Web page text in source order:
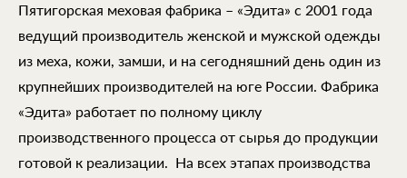
Пятигорская меховая фабрика – «Эдита» с 2001 года
ведущий производитель женской и мужской одежды
из меха, кожи, замши, и на сегодняшний день один из
крупнейших производителей на юге России. Фабрика
«Эдита» работает по полному циклу
производственного процесса от сырья до продукции
готовой к реализации. На всех этапах производства